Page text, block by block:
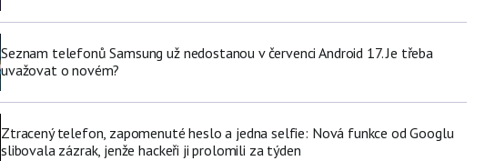
Seznam telefonů Samsung už nedostanou v červenci Android 17. Je třeba
uvažovat o novém?
Ztracený telefon, zapomenuté heslo a jedna selfie: Nová funkce od Googlu
slibovala zázrak, jenže hackeři ji prolomili za týden